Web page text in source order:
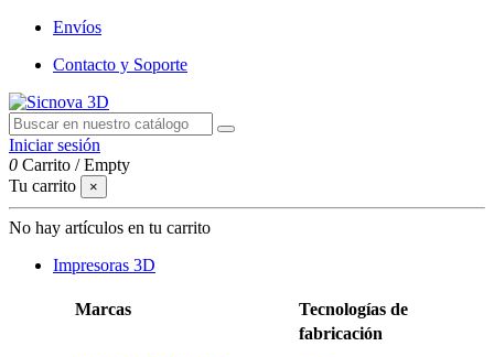
Envíos
Contacto y Soporte
Iniciar sesión
0 Carrito /Empty
Tu carrito
×
No hay artículos en tu carrito
Impresoras 3D
Marcas
Tecnologías de
fabricación